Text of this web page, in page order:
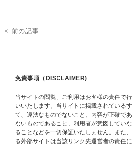
投
稿
< 前の記事
免責事項（DISCLAIMER)
当サイトの閲覧、ご利用はお客様の責任で
いいたします。当サイトに掲載されている
て、違法なものでないこと、内容が正確で
ないものであること、利用者が意図してい
ることなどを一切保証いたしません。また
る外部サイトは当該リンク先運営者の責任